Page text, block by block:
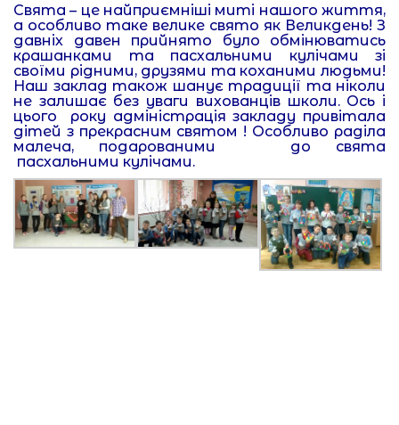
Свята – це найприємніші миті нашого життя,
а особливо таке велике свято як Великдень! З
давніх давен прийнято було обмінюватись
крашанками та пасхальними кулічами зі
своїми рідними, друзями та коханими людьми!
Наш заклад також шанує традиції та ніколи
не залишає без уваги вихованців школи. Ось і
цього року адміністрація закладу привітала
дітей з прекрасним святом ! Особливо раділа
малеча, подарованими до свята
пасхальними кулічами.